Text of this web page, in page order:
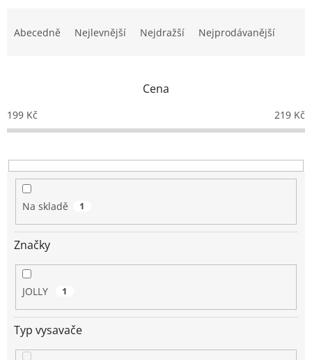
p
r
o
u
Abecedně Nejlevnější Nejdražší Nejprodávanější
Cena
199 Kč 219 Kč
Na skladě 1
Značky
JOLLY 1
Typ vysavače